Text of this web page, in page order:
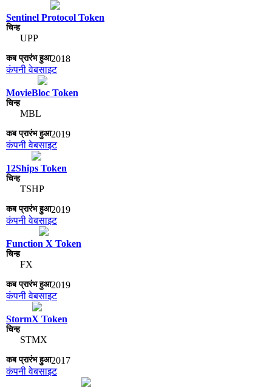
Sentinel Protocol Token
UPP
2018
कंपनी वेबसाइट
MovieBloc Token
MBL
2019
कंपनी वेबसाइट
12Ships Token
TSHP
2019
कंपनी वेबसाइट
Function X Token
FX
2019
कंपनी वेबसाइट
StormX Token
STMX
2017
कंपनी वेबसाइट